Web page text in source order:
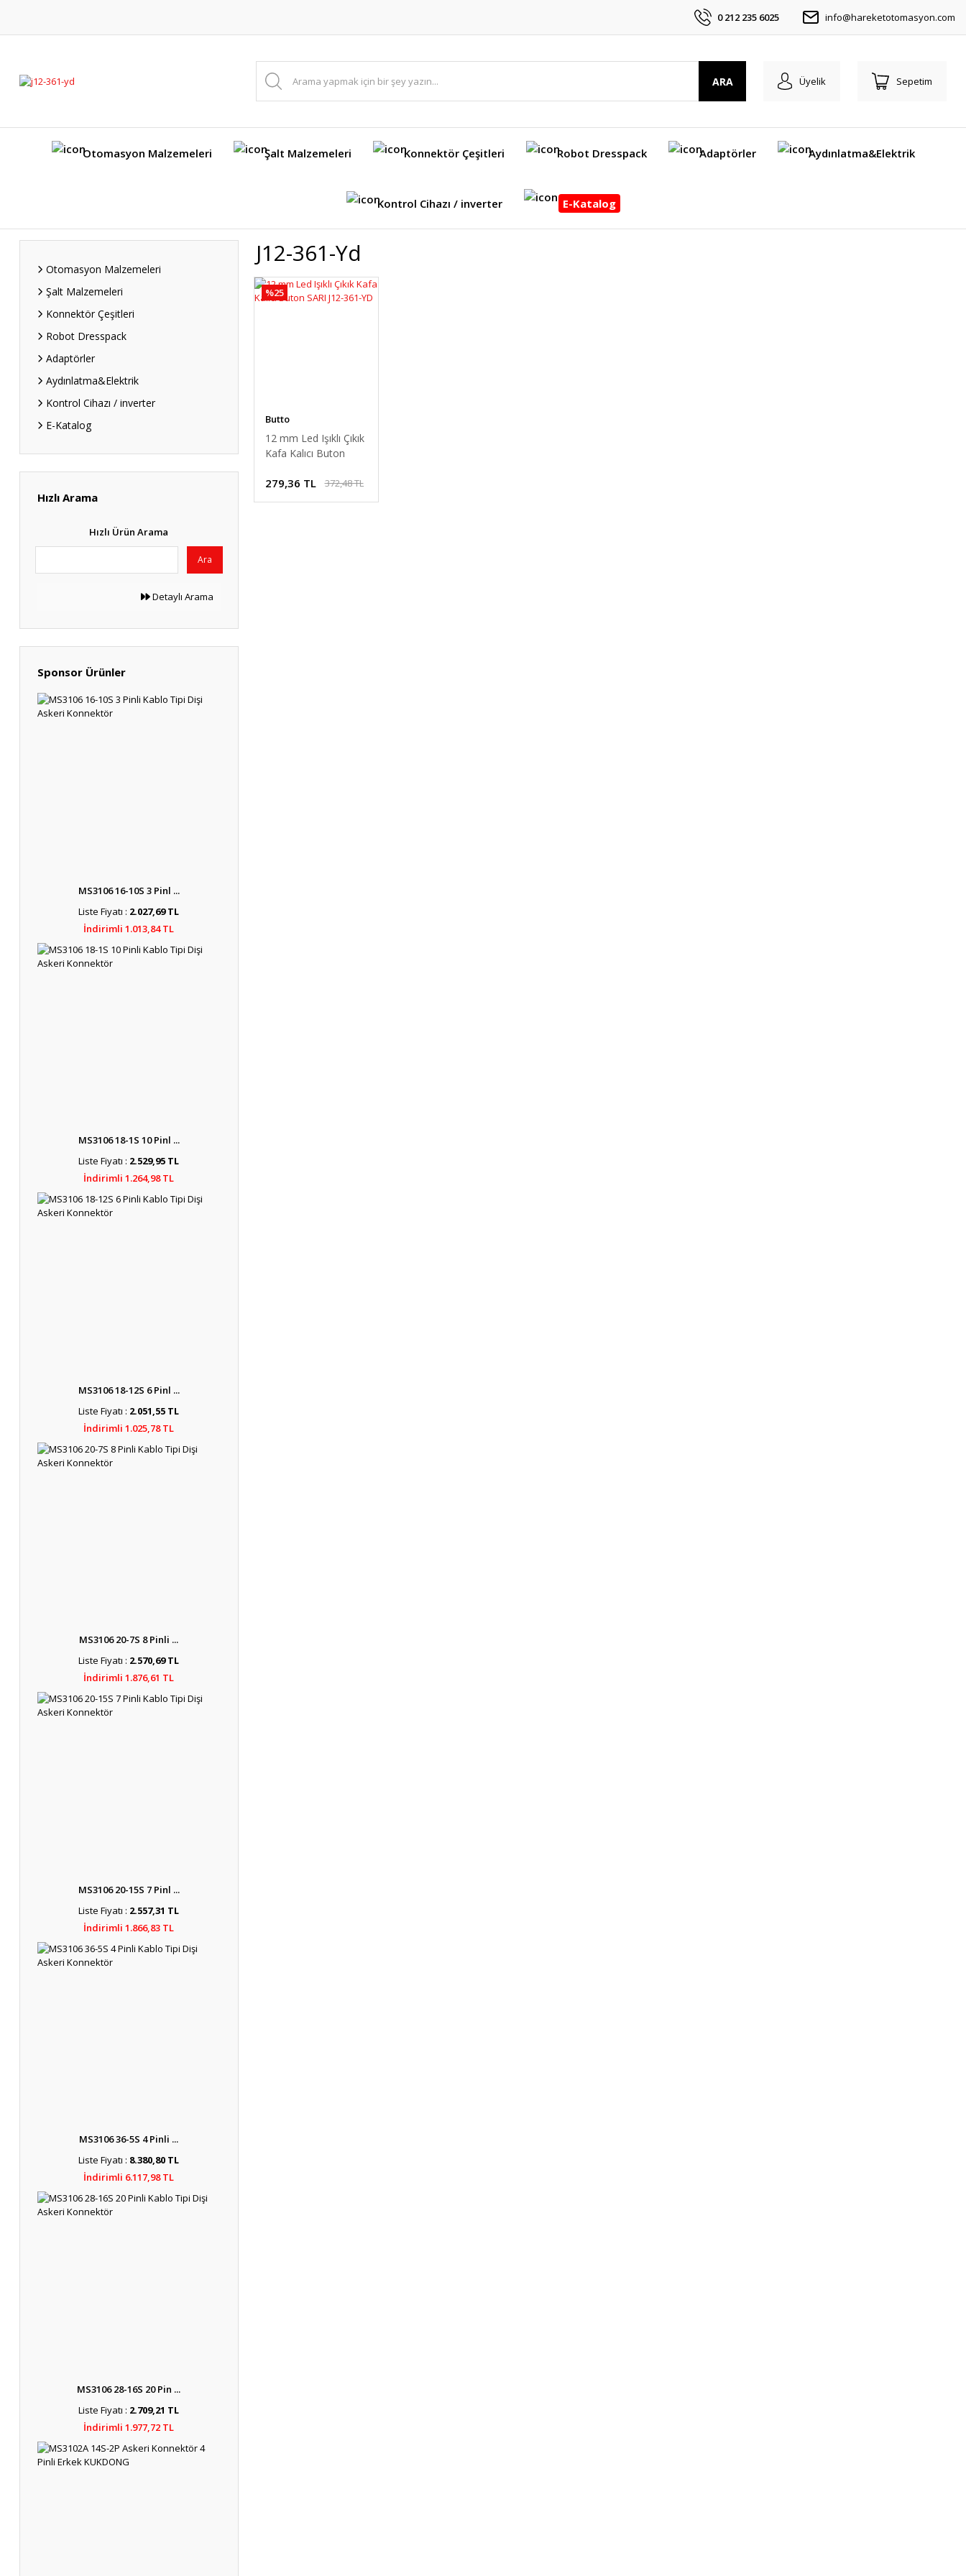
0 212 235 6025 info@hareketotomasyon.com
ARA Üyelik Sepetim
Otomasyon Malzemeleri Şalt Malzemeleri Konnektör Çeşitleri Robot Dresspack Adaptörler Aydınlatma&Elektrik
Kontrol Cihazı / inverter E-Katalog
Otomasyon Malzemeleri
Şalt Malzemeleri
Konnektör Çeşitleri
Robot Dresspack
Adaptörler
Aydınlatma&Elektrik
Kontrol Cihazı / inverter
E-Katalog
Hızlı Arama
Hızlı Ürün Arama
Ara
Detaylı Arama
Sponsor Ürünler
MS3106 16-10S 3 Pinl ...
Liste Fiyatı : 2.027,69 TL
İndirimli 1.013,84 TL
MS3106 18-1S 10 Pinl ...
Liste Fiyatı : 2.529,95 TL
İndirimli 1.264,98 TL
MS3106 18-12S 6 Pinl ...
Liste Fiyatı : 2.051,55 TL
İndirimli 1.025,78 TL
MS3106 20-7S 8 Pinli ...
Liste Fiyatı : 2.570,69 TL
İndirimli 1.876,61 TL
MS3106 20-15S 7 Pinl ...
Liste Fiyatı : 2.557,31 TL
İndirimli 1.866,83 TL
MS3106 36-5S 4 Pinli ...
Liste Fiyatı : 8.380,80 TL
İndirimli 6.117,98 TL
MS3106 28-16S 20 Pin ...
Liste Fiyatı : 2.709,21 TL
İndirimli 1.977,72 TL
J12-361-Yd
%25
Butto
12 mm Led Işıklı Çıkık
Kafa Kalıcı Buton
279,36 TL 372,48 TL